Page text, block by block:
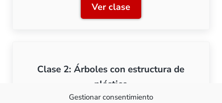
Gestionar consentimiento
Ver claseClase 1: Árboles con
Clase 2: Árboles con estructura de
plástico